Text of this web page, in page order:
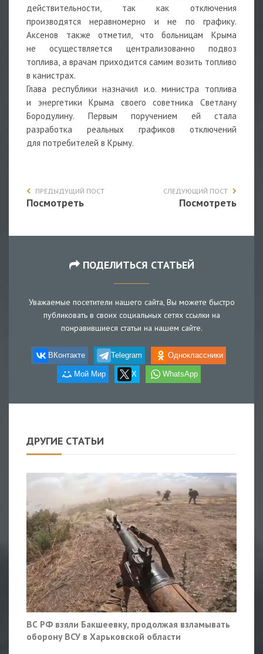
действительности, так как отключения
производятся неравномерно и не по графику.
Аксенов также отметил, что больницам Крыма
не осуществляется централизованно подвоз
топлива, а врачам приходится самим возить топливо
в канистрах.
Глава республики назначил и.о. министра топлива
и энергетики Крыма своего советника Светлану
Бородулину. Первым поручением ей стала
разработка реальных графиков отключений
для потребителей в Крыму.
ПРЕДЫДУЩИЙ ПОСТ
Посмотреть
СЛЕДУЮЩИЙ ПОСТ
Посмотреть
ПОДЕЛИТЬСЯ СТАТЬЕЙ
Уважаемые посетители нашего сайта, Вы можете быстро
публиковать в своих социальных сетях ссылки на
понравившиеся статьи на нашем сайте.
ВКонтакте Telegram Одноклассники
Мой Мир X WhatsApp
ДРУГИЕ СТАТЬИ
ВС РФ взяли Бакшеевку, продолжая взламывать
оборону ВСУ в Харьковской области